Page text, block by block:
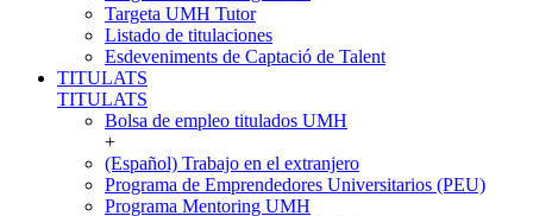
Targeta UMH Tutor
Listado de titulaciones
Esdeveniments de Captació de Talent
TITULATS
TITULATS
Bolsa de empleo titulados UMH
+
(Español) Trabajo en el extranjero
Programa de Emprendedores Universitarios (PEU)
Programa Mentoring UMH